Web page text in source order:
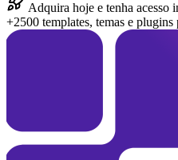
Adquira hoje e tenha acesso
+2500 templates, temas e plugins